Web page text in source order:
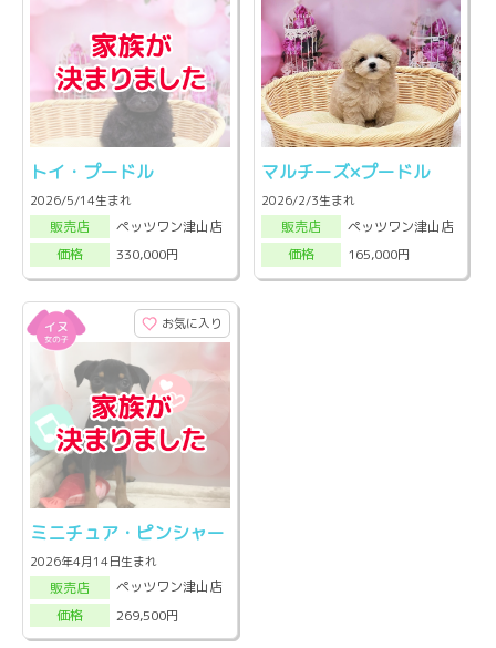
トイ・プードル
2026/5/14生まれ
販売店
ペッツワン津山店
価格
330,000円
マルチーズ×プードル
2026/2/3生まれ
販売店
ペッツワン津山店
価格
165,000円
お気に入り
ミニチュア・ピンシャー
2026年4月14日生まれ
販売店
ペッツワン津山店
価格
269,500円